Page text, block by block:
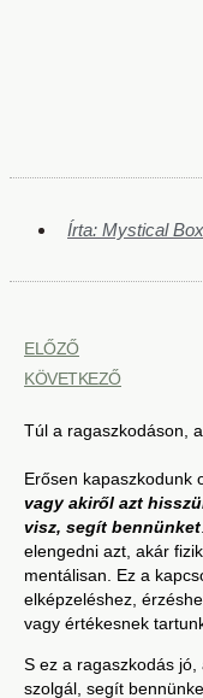
Írta: Mystical Box
ELŐZŐ
KÖVETKEZŐ
Túl a ragaszkodáson,
Erősen kapaszkodunk
vagy akiről azt
visz, segít bennünket
elengedni azt, akár
mentálisan. Ez a
elképzeléshez,
vagy értékesnek
S ez a ragaszkodás
szolgál, segít